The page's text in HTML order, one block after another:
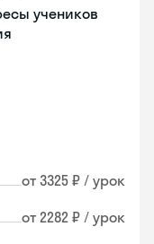
учеников
от 3325 ₽ / урок
от 2282 ₽ / урок